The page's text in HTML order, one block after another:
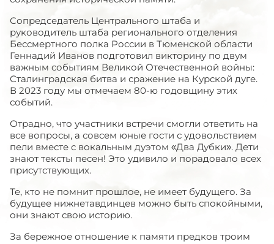
Сопредседатель Центрального штаба и
руководитель штаба регионального отделения
Бессмертного полка России в Тюменской области
Геннадий Иванов подготовил викторину по двум
важным событиям Великой Отечественной войны:
Сталинградская битва и сражение на Курской дуге.
В 2023 году мы отмечаем 80-ю годовщину этих
событий.
Отрадно, что участники встречи смогли ответить на
все вопросы, а совсем юные гости с удовольствием
пели вместе с вокальным дуэтом «Два Дубки». Дети
знают тексты песен! Это удивило и порадовало всех
присутствующих.
Те, кто не помнит прошлое, не имеет будущего. За
будущее нижнетавдинцев можно быть спокойными,
они знают свою историю.
За бережное отношение к памяти предков троим